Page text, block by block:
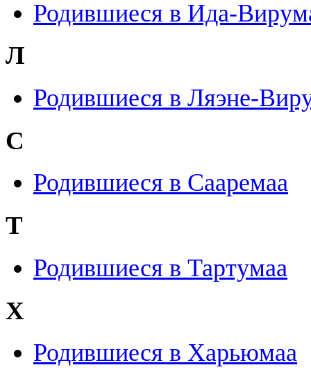
Родившиеся в Ида-
Л
Родившиеся в Ляэне-
С
Родившиеся в Сааремаа
Т
Родившиеся в Тартумаа
Х
Родившиеся в Харьюмаа